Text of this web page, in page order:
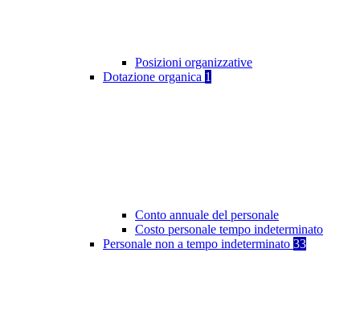
Posizioni organizzative
Dotazione organica 1
Conto annuale del personale
Costo personale tempo indeterminato
Personale non a tempo indeterminato 33